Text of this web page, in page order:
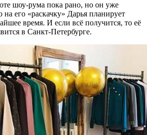
шоу-рума пока рано, но он уже
его «раскачку» Дарья планирует
время. И если всё получится, то её
в Санкт-Петербурге.